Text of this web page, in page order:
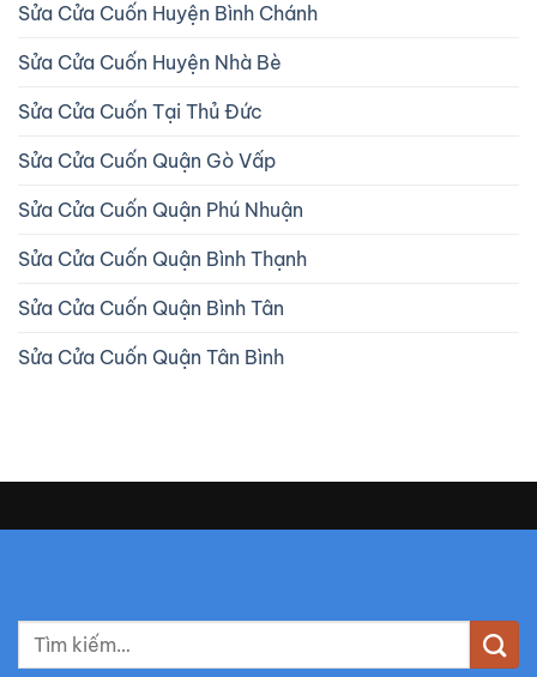
Sửa Cửa Cuốn Huyện Bình Chánh
Sửa Cửa Cuốn Huyện Nhà Bè
Sửa Cửa Cuốn Tại Thủ Đức
Sửa Cửa Cuốn Quận Gò Vấp
Sửa Cửa Cuốn Quận Phú Nhuận
Sửa Cửa Cuốn Quận Bình Thạnh
Sửa Cửa Cuốn Quận Bình Tân
Sửa Cửa Cuốn Quận Tân Bình
ì